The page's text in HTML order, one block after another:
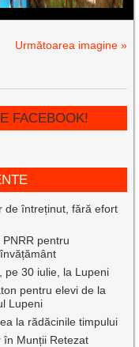
Următoarea imagine »
FACEBOOK!
de întreținut, fără efort
pentru
pe 30 iulie, la Lupeni
pentru elevi de la
Lupeni
la rădăcinile timpului
în Munții Retezat